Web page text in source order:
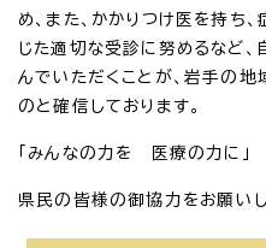
め、また、かかりつけ医を持ち
じた適切な受診に努めるなど
んでいただくことが、岩手の
のと確信しております。
「みんなの力を 医療の力に」
県民の皆様の御協力をお願いし